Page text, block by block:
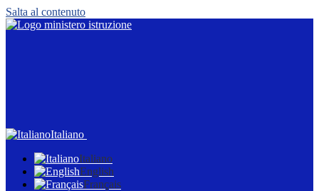
Salta al contenuto
Italiano
Italiano
English
Français